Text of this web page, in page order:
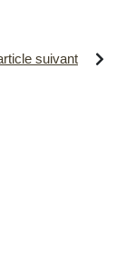
suivant